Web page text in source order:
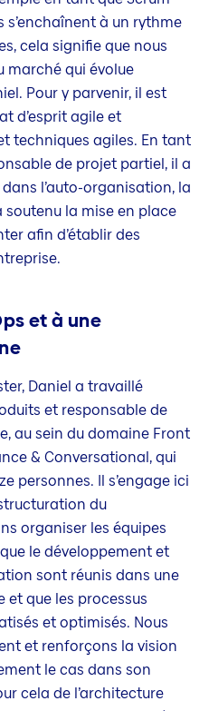
s’enchaînent à un rythme
cela signifie que nous
marché qui évolue
Pour y parvenir, il est
d’esprit agile et
techniques agiles. En tant
de projet partiel, il a
l’auto-organisation, la
la mise en place
afin d’établir des
et à une
Daniel a travaillé
et responsable de
au sein du domaine Front
& Conversational, qui
personnes. Il s’engage ici
du
organiser les équipes
le développement et
sont réunis dans une
que les processus
et optimisés. Nous
et renforçons la vision
le cas dans son
cela de l’architecture